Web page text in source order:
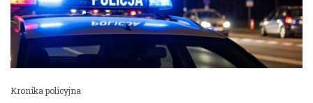
Kronika policyjna